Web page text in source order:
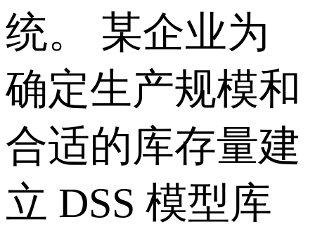
统。 某企业为
确定生产规模和
合适的库存量建
立 DSS 模型库